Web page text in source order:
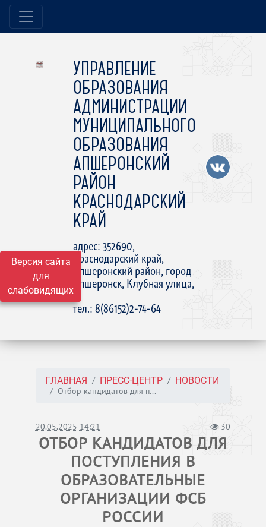
Версия сайта
для
слабовидящих
УПРАВЛЕНИЕ
ОБРАЗОВАНИЯ
АДМИНИСТРАЦИИ
МУНИЦИПАЛЬНОГО
ОБРАЗОВАНИЯ
АПШЕРОНСКИЙ
РАЙОН
КРАСНОДАРСКИЙ
КРАЙ
адрес: 352690,
Краснодарский край,
Апшеронский район, город
Апшеронск, Клубная улица,
15
тел.: 8(86152)2-74-64
ГЛАВНАЯ ПРЕСС-ЦЕНТР
НОВОСТИ
Отбор кандидатов для п...
20.05.2025 14:21 30
ОТБОР КАНДИДАТОВ ДЛЯ
ПОСТУПЛЕНИЯ В
ОБРАЗОВАТЕЛЬНЫЕ
ОРГАНИЗАЦИИ ФСБ
РОССИИ